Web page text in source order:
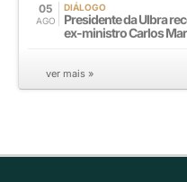
05
AGO
DIÁLOGO
Presidente da Ulbra
ex-ministro Carlos
ver mais »